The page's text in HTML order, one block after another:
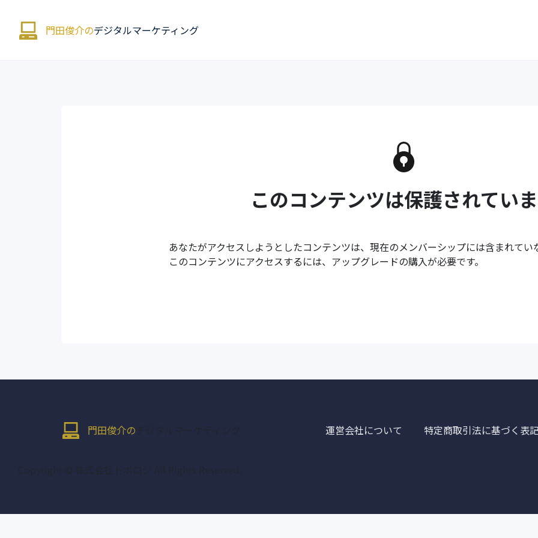
門田俊介のデジタルマーケティング
このコンテンツは保護されてい
あなたがアクセスしようとしたコンテンツは、現在のメンバーシップには含まれてい
このコンテンツにアクセスするには、アップグレードの購入が必要です。
門田俊介の デジタルマーケティング 運営会社について 特定商取引法に基づく表
Copyright © 株式会社トポロジ All Rights Reserved.